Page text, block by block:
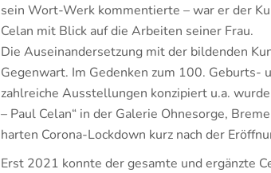
sein Wort-Werk kommentierte – war er der
Celan mit Blick auf die Arbeiten seiner Frau.
Die Auseinandersetzung mit der bildenden
Gegenwart. Im Gedenken zum 100. Geburts-
zahlreiche Ausstellungen konzipiert u.a.
– Paul Celan“ in der Galerie Ohnesorge,
harten Corona-Lockdown kurz nach der
Erst 2021 konnte der gesamte und ergänzte